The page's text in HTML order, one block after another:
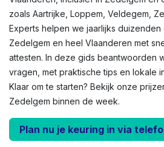
zoals Aartrijke, Loppem, Veldegem,
Experts helpen we jaarlijks duizenden
Zedelgem en heel Vlaanderen met
attesten. In deze gids beantwoorden
vragen, met praktische tips en lokale
Klaar om te starten? Bekijk onze
Zedelgem binnen de week.
Plan nu je keuring in via